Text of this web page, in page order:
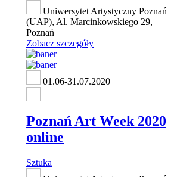
Uniwersytet Artystyczny Poznań
(UAP), Al. Marcinkowskiego 29,
Poznań
Zobacz szczegóły
01.06-31.07.2020
Poznań Art Week 2020
online
Sztuka